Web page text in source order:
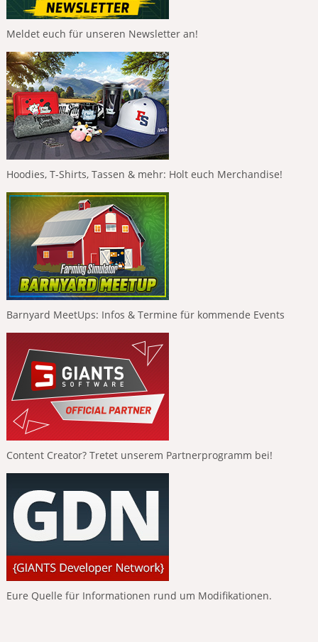
Meldet euch für unseren Newsletter an!
Hoodies, T-Shirts, Tassen & mehr: Holt euch Merchandise!
Barnyard MeetUps: Infos & Termine für kommende Events
Content Creator? Tretet unserem Partnerprogramm bei!
Eure Quelle für Informationen rund um Modifikationen.